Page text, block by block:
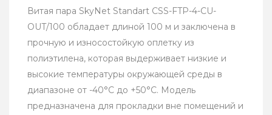
Витая пара SkyNet Standart CSS-FTP-4-CU-
OUT/100 обладает длиной 100 м и заключена в
прочную и износостойкую оплетку из
полиэтилена, которая выдерживает низкие и
высокие температуры окружающей среды в
диапазоне от -40°С до +50°С. Модель
предназначена для прокладки вне помещений и